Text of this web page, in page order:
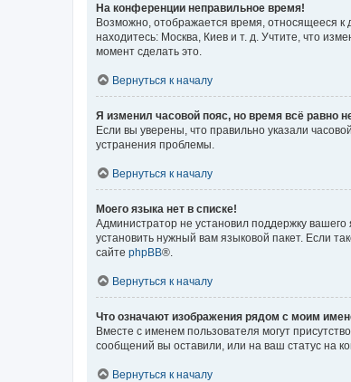
На конференции неправильное время!
Возможно, отображается время, относящееся к
находитесь: Москва, Киев и т. д. Учтите, что
момент сделать это.
Вернуться к началу
Я изменил часовой пояс, но время всё равно
Если вы уверены, что правильно указали
устранения проблемы.
Вернуться к началу
Моего языка нет в списке!
Администратор не установил поддержку
установить нужный вам языковой пакет. Если
сайте phpBB®.
Вернуться к началу
Что означают изображения рядом с моим
Вместе с именем пользователя могут
сообщений вы оставили, или на ваш статус на
Вернуться к началу